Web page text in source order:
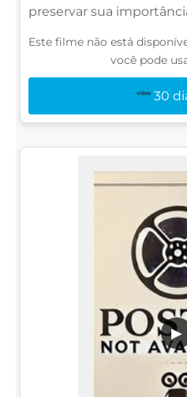
preservar sua
Este filme não está
você pode
30
▶